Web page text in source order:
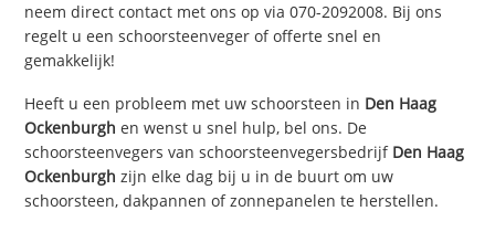
neem direct contact met ons op via 070-2092008. Bij ons
regelt u een schoorsteenveger of offerte snel en
gemakkelijk!
Heeft u een probleem met uw schoorsteen in Den Haag
Ockenburgh en wenst u snel hulp, bel ons. De
schoorsteenvegers van schoorsteenvegersbedrijf Den Haag
Ockenburgh zijn elke dag bij u in de buurt om uw
schoorsteen, dakpannen of zonnepanelen te herstellen.